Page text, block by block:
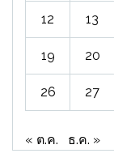
12 13
19 20
26 27
« ต.ค. ธ.ค. »